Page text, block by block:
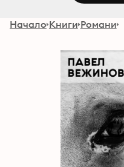
Начало Книги Романи